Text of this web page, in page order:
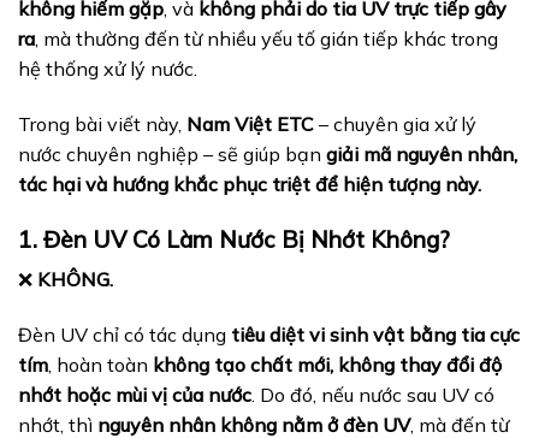
không hiếm gặp, và không phải do tia UV trực tiếp gây
ra, mà thường đến từ nhiều yếu tố gián tiếp khác trong
hệ thống xử lý nước.
Trong bài viết này, Nam Việt ETC – chuyên gia xử lý
nước chuyên nghiệp – sẽ giúp bạn giải mã nguyên nhân,
tác hại và hướng khắc phục triệt để hiện tượng này.
1. Đèn UV Có Làm Nước Bị Nhớt Không?
❌ KHÔNG.
Đèn UV chỉ có tác dụng tiêu diệt vi sinh vật bằng tia cực
tím , hoàn toàn không tạo chất mới, không thay đổi độ
nhớt hoặc mùi vị của nước . Do đó, nếu nước sau UV có
nhớt, thì nguyên nhân không nằm ở đèn UV, mà đến từ